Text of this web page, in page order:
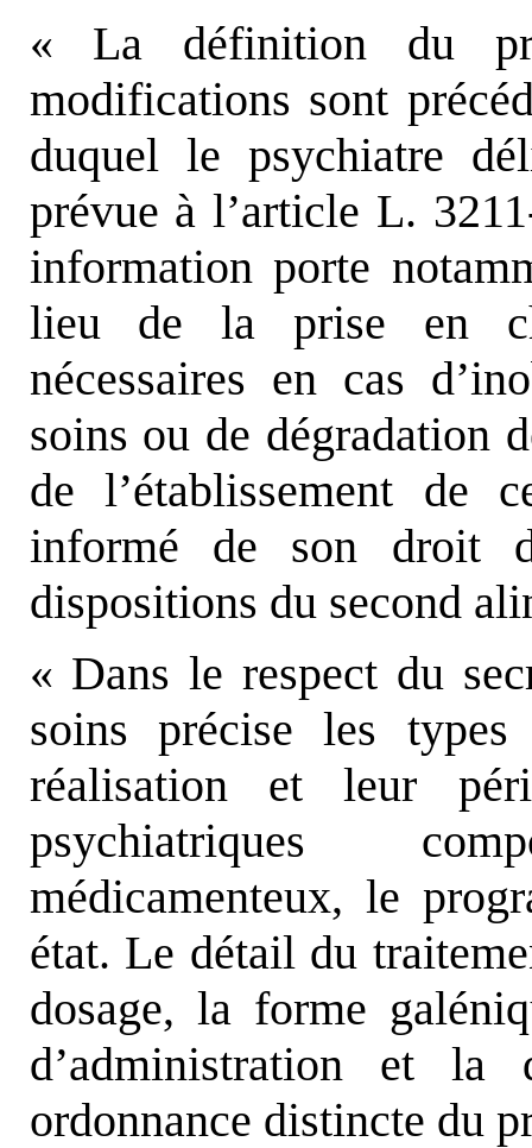
« La définition du
modifications sont
duquel le psychiatre
prévue à l’article L.
information porte
lieu de la prise en
nécessaires en cas
soins ou de dégradation
de l’établissement de
informé de son droit
dispositions du second
« Dans le respect du
soins précise les
réalisation et leur
psychiatriques
médicamenteux, le
état. Le détail du
dosage, la forme
d’administration et
ordonnance distincte du